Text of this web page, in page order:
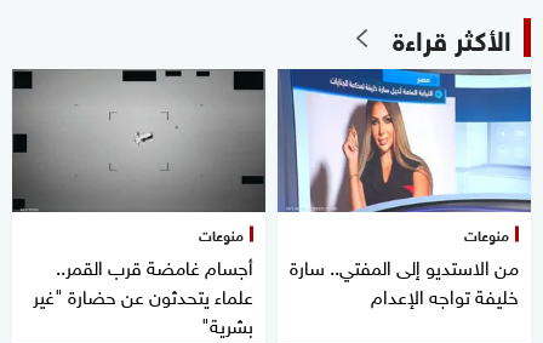
الأكثر قراءة
منوعات
من الاستديو إلى المفتي.. سارة
خليفة تواجه الإعدام
منوعات
أجسام غامضة قرب القمر..
علماء يتحدثون عن حضارة "غير
بشرية"